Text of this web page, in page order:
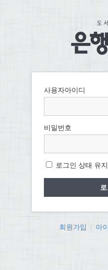
사용자아이디
비밀번호
로그인 상태 유지
회원가입 아